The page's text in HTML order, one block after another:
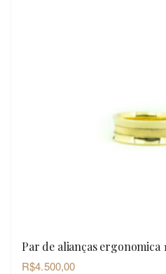
OLHADA RÁPIDA
Par de alianças ergonomica
R$4.500,00